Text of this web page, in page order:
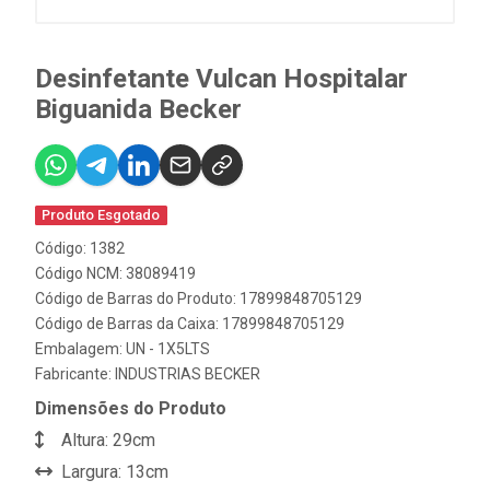
Desinfetante Vulcan Hospitalar
Biguanida Becker
Produto Esgotado
Código: 1382
Código NCM: 38089419
Código de Barras do Produto: 17899848705129
Código de Barras da Caixa: 17899848705129
Embalagem: UN - 1X5LTS
Fabricante: INDUSTRIAS BECKER
Dimensões do Produto
Altura: 29cm
Largura: 13cm